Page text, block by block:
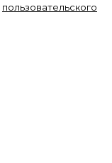
пользовательского